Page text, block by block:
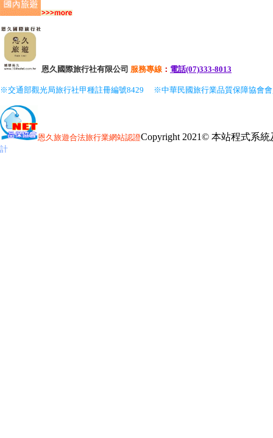
恩久國際旅行社有限公司 服務專線 ： 電話(07)333-8013
※交通部觀光局旅行社甲種註冊編號8429 ※中華民國旅行業品質保障協會
恩久旅遊合法旅行業網站認證Copyright 2021© 本站程式系
計